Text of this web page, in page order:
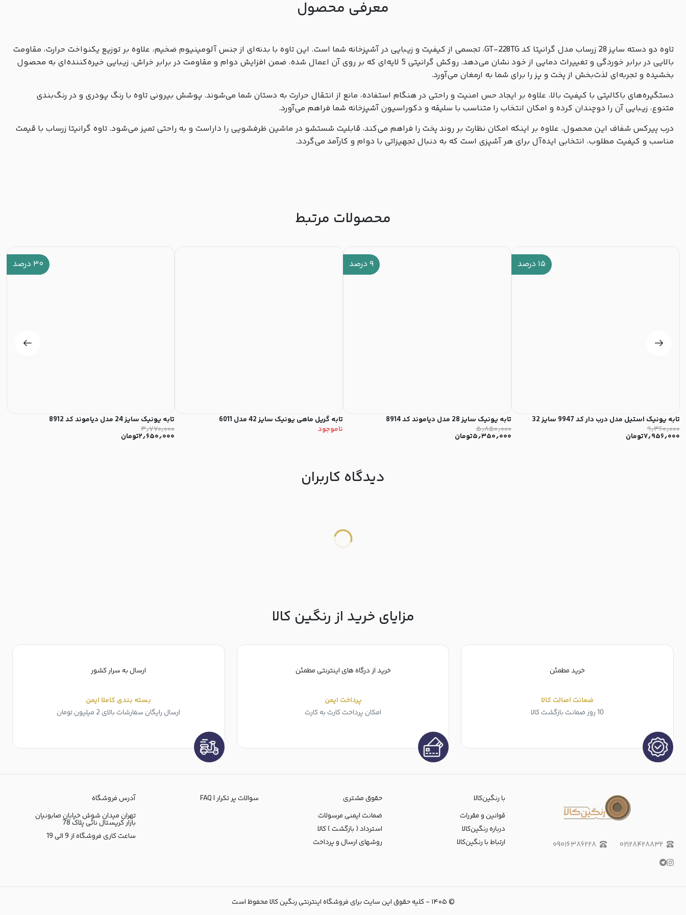
معرفی محصول
تاوه دو دسته سایز 28 زرساب مدل گرانیتا کد GT-228TG، تجسمی از کیفیت و زیبایی در آشپزخانه شما است. این تاوه با بدنه‌ای از جنس آلومینیوم ضخیم، علاوه بر توزیع یکنواخت حرارت، مقاومت
بالایی در برابر خوردگی و تغییرات دمایی از خود نشان می‌دهد. روکش گرانیتی 5 لایه‌ای که بر روی آن اعمال شده، ضمن افزایش دوام و مقاومت در برابر خراش، زیبایی خیره‌کننده‌ای به محصول
بخشیده و تجربه‌ای لذت‌بخش از پخت و پز را برای شما به ارمغان می‌آورد.
دستگیره‌های باکالیتی با کیفیت بالا، علاوه بر ایجاد حس امنیت و راحتی در هنگام استفاده، مانع از انتقال حرارت به دستان شما می‌شوند. پوشش بیرونی تاوه با رنگ پودری و در رنگ‌بندی
متنوع، زیبایی آن را دوچندان کرده و امکان انتخاب را متناسب با سلیقه و دکوراسیون آشپزخانه شما فراهم می‌آورد.
درب پیرکس شفاف این محصول، علاوه بر اینکه امکان نظارت بر روند پخت را فراهم می‌کند، قابلیت شستشو در ماشین ظرفشویی را داراست و به راحتی تمیز می‌شود. تاوه گرانیتا زرساب با قیمت
مناسب و کیفیت مطلوب، انتخابی ایده‌آل برای هر آشپزی است که به دنبال تجهیزاتی با دوام و کارآمد می‌گردد.
محصولات مرتبط
۱۵ درصد
تابه یونیک استیل مدل درب دار کد 9947 سایز 32
۹٫۳۶۰٫۰۰۰
۷٫۹۵۶٫۰۰۰تومان
۹ درصد
تابه یونیک سایز 28 مدل دیاموند کد 8914
۵٫۸۵۰٫۰۰۰
۵٫۳۵۰٫۰۰۰تومان
تابه گریل ماهی یونیک سایز 42 مدل 6011
ناموجود
۳۰ درصد
تابه یونیک سایز 24 مدل دیاموند کد 8912
۳٫۷۷۰٫۰۰۰
۲٫۶۵۰٫۰۰۰تومان
دیدگاه کاربران
مزایای خرید از رنگین کالا
خرید مطمئن
ضمانت اصالت کالا
10 روز ضمانت بازگشت کالا
خرید از درگاه های اینترنتی مطمئن
پرداخت ایمن
امکان پرداخت کارت به کارت
ارسال به سرار کشور
بسته بندی کاملا ایمن
ارسال رایگان سفارشات بالای 2 میلیون تومان
۰۲۱۲۸۴۲۸۸۳۲ ۰۹۰۱۶۳۸۶۲۲۸
با رنگین‌کالا
قوانین و مقررات
درباره رنگین‌کالا
ارتباط با رنگین‌کالا
حقوق مشتری
ضمانت ایمنی مرسولات
استرداد ( بازگشت ) کالا
روشهای ارسال و پرداخت
سوالات پر تکرار | FAQ
آدرس فروشگاه
تهران میدان شوش خیابان صابونیان
بازار کریستال نائی پلاک 78
ساعت کاری فروشگاه از 9 الی 19
©۱۴۰۵ - کلیه حقوق این سایت برای فروشگاه اینترنتی رنگین کالا محفوظ است